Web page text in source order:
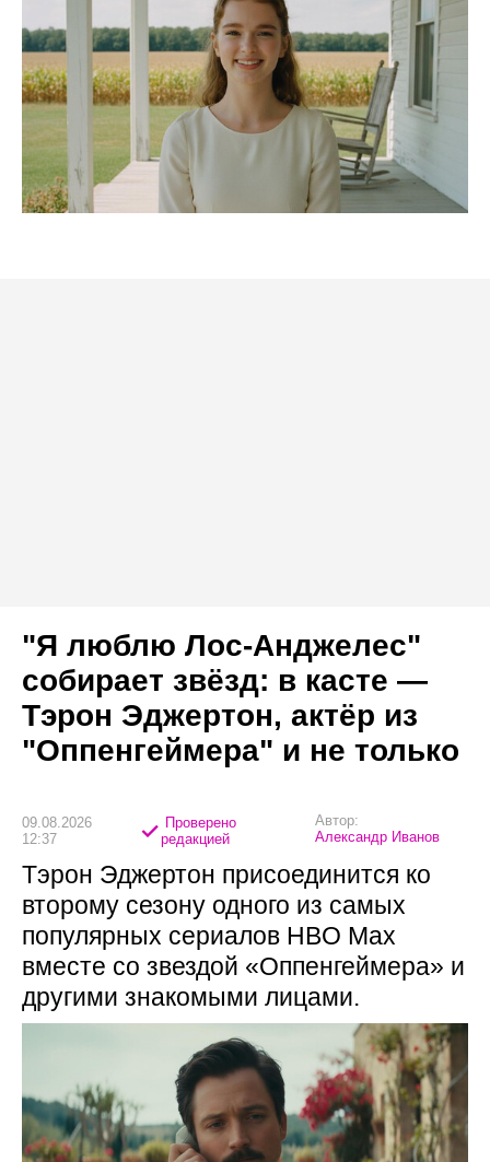
"Я люблю Лос-Анджелес"
собирает звёзд: в касте —
Тэрон Эджертон, актёр из
"Оппенгеймера" и не только
09.08.2026
12:37
Проверено
редакцией
Автор:
Александр Иванов
Тэрон Эджертон присоединится ко
второму сезону одного из самых
популярных сериалов HBO Max
вместе со звездой «Оппенгеймера» и
другими знакомыми лицами.